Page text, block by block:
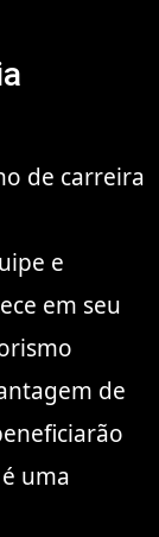
de carreira
e
em seu
de
uma